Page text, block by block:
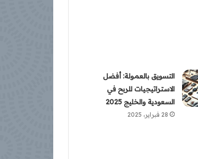
التسويق بالعمولة: أفضل
الاستراتيجيات للربح في
السعودية والخليج 2025
28 فبراير، 2025